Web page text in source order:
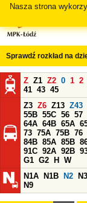
Nasza strona
Sprawdź rozkład na
Z Z1 Z2 0 1 2
41 43 45
Z3 Z6 Z13 Z43
55B 55C 56 57
64A 64B 65A
73 75A 75B 76
84B 85A 85B
91C 92A 92B
G1 G2 H
W
N1A
N1B N2
N9